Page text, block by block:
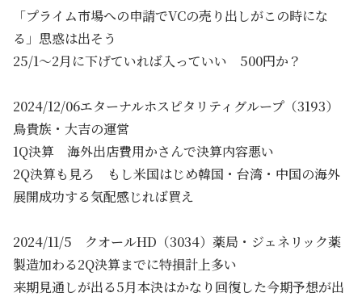
「プライム市場への申請でVCの売り出しがこの時にな
る」思惑は出そう
25/1～2月に下げていれば入っていい 500円か？
2024/12/06エターナルホスピタリティグループ（3193）
鳥貴族・大吉の運営
1Q決算 海外出店費用かさんで決算内容悪い
2Q決算も見ろ もし米国はじめ韓国・台湾・中国の海外
展開成功する気配感じれば買え
2024/11/5 クオールHD（3034）薬局・ジェネリック薬
製造加わる2Q決算までに特損計上多い
来期見通しが出る5月本決はかなり回復した今期予想が出